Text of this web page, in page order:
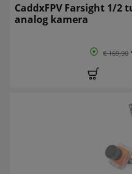
CaddxFPV Farsight 1/2
analog kamera
€ 169,90